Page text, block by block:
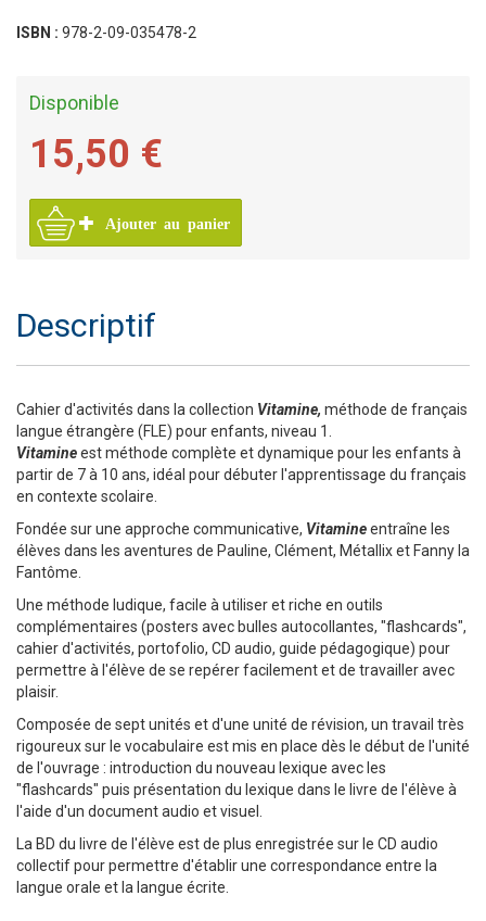
ISBN : 978-2-09-035478-2
Disponible
15,50 €
Ajouter au panier
Descriptif
Cahier d'activités dans la collection Vitamine, méthode de français
langue étrangère (FLE) pour enfants, niveau 1.
Vitamineest méthode complète et dynamique pour les enfants à
partir de 7 à 10 ans, idéal pour débuter l'apprentissage du français
en contexte scolaire.
Fondée sur une approche communicative, Vitamineentraîne les
élèves dans les aventures de Pauline, Clément, Métallix et Fanny la
Fantôme.
Une méthode ludique, facile à utiliser et riche en outils
complémentaires (posters avec bulles autocollantes, "flashcards",
cahier d'activités, portofolio, CD audio, guide pédagogique) pour
permettre à l'élève de se repérer facilement et de travailler avec
plaisir.
Composée de sept unités et d'une unité de révision, un travail très
rigoureux sur le vocabulaire est mis en place dès le début de l'unité
de l'ouvrage : introduction du nouveau lexique avec les
"flashcards" puis présentation du lexique dans le livre de l'élève à
l'aide d'un document audio et visuel.
La BD du livre de l'élève est de plus enregistrée sur le CD audio
collectif pour permettre d'établir une correspondance entre la
langue orale et la langue écrite.